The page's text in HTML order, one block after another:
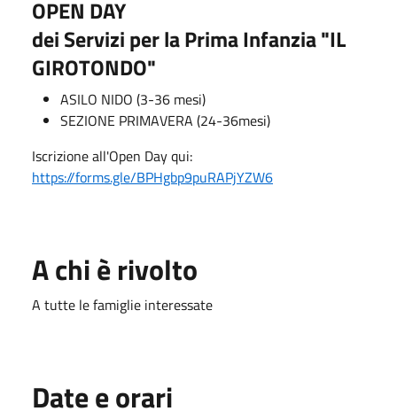
OPEN DAY
dei Servizi per la Prima Infanzia "IL
GIROTONDO"
ASILO NIDO (3-36 mesi)
SEZIONE PRIMAVERA (24-36mesi)
Iscrizione all'Open Day qui:
https://forms.gle/BPHgbp9puRAPjYZW6
A chi è rivolto
A tutte le famiglie interessate
Date e orari